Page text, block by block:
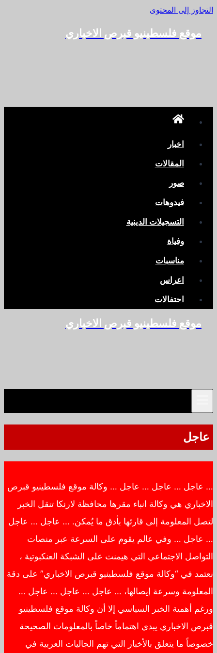
التجاوز إلى المحتوى
موقع فلسطينيو قبرص الاخباري
اخبار
المقالات
صور
فيدوهات
التسجيلات الدينية
وفياة
مناسبات
اعراس
احتفالات
موقع فلسطينيو قبرص الاخباري
عاجل
… عاجل … عاجل … عاجل … وكالة موقع فلسطينيو قبرص
الاخباري هي وكالة انباء مقرها محافظة لارنكا تنقل الخبر
لتصل المعلومة إلى قارئها بأدق ما يُمكن. … عاجل … عاجل
… عاجل … وفي عالم يقوم على السرعة عبر منصات
التواصل الاجتماعي التي هيمنت على الشبكة العنكبوتية ،
نعتمد في “وكالة موقع فلسطينيو قبرص الاخباري” على دقة
المعلومة وسرعة إيصالها، … عاجل … عاجل … عاجل …
ورغم أهمية الخبر السياسي إلا أن وكالة موقع فلسطينيو
قبرص الاخباري يبدي اهتماماً خاصاً بالمعلومات الصحيحة
خصوصاً ما يتعلق بالأخبار التي تهم الجاليات العربية في